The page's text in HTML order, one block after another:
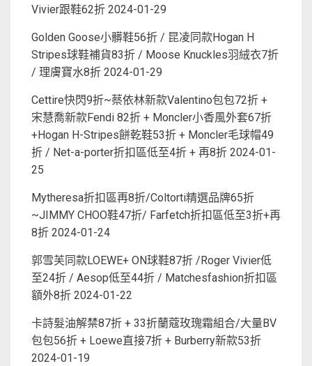
Vivier跟鞋62折 2024-01-29
Golden Goose小髒鞋56折 / 昆凌同款Hogan H
Stripes球鞋補貨83折 / Moose Knuckles羽絨衣7折
/ 理膚寶水8折 2024-01-29
Cettire快閃9折~蔡依林新款Valentino包包72折 +
宋慧喬新款Fendi 82折 + Moncler小香風外套67折
+Hogan H-Stripes餅乾鞋53折 + Moncler毛球帽49
折 / Net-a-porter折扣區低至4折 + 再8折 2024-01-
25
Mytheresa折扣區再8折/Coltorti精選品牌65折
~JIMMY CHOO鞋47折/ Farfetch折扣區低至3折+再
8折 2024-01-24
郭雪芙同款LOEWE+ ON球鞋87折 /Roger Vivier低
至24折 / Aesop低至44折 / Matchesfashion折扣區
額外8折 2024-01-22
卡詩髮油解禁87折 + 33折蘭蔻玫瑰霜組合/大量BV
包包56折 + Loewe直接7折 + Burberry新款53折
2024-01-19